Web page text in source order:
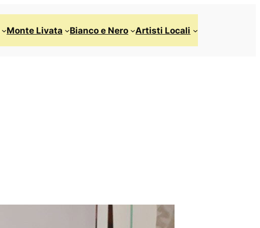
Monte Livata Bianco e Nero Artisti Locali